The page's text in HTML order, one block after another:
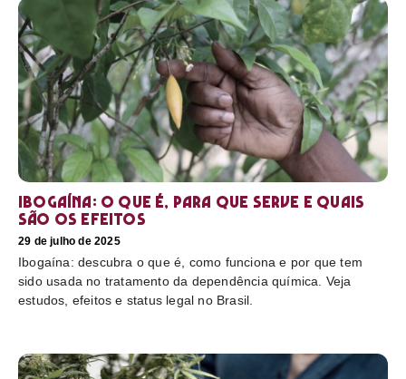
Ibogaína: o que é, para que serve e quais
são os efeitos
29 de julho de 2025
Ibogaína: descubra o que é, como funciona e por que tem
sido usada no tratamento da dependência química. Veja
estudos, efeitos e status legal no Brasil.